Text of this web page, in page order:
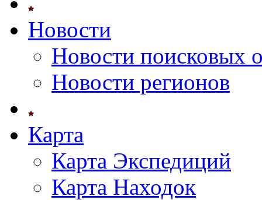
Новости
Новости поисковых
Новости регионов
Карта
Карта Экспедиций
Карта Находок